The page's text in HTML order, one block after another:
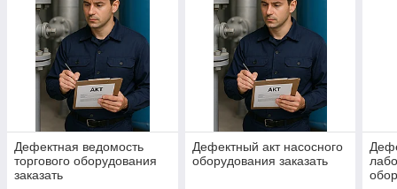
Дефектная ведомость
торгового оборудования
заказать
Дефектный акт насосного
оборудования заказать